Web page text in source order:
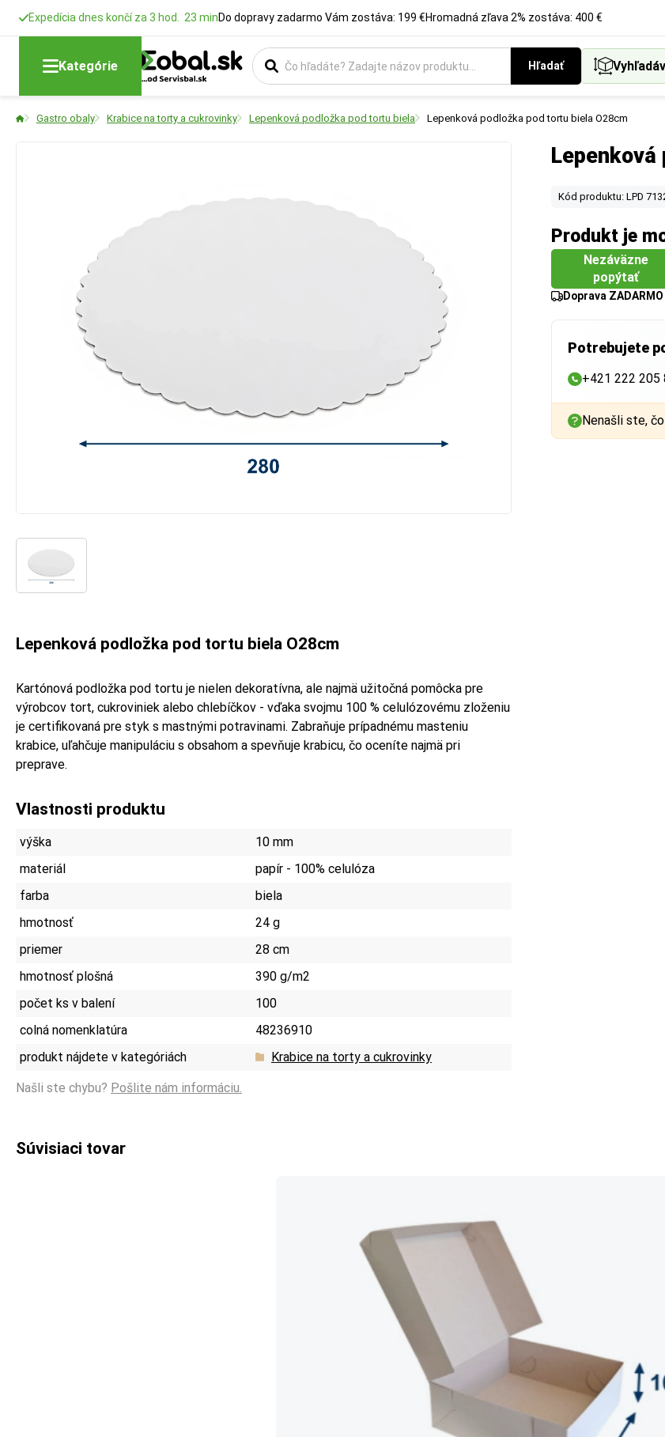
Expedícia dnes končí za 3 hod. 23 minDo dopravy zadarmo Vám zostáva: 199 €Hromadná zľava 2% zostáva: 400 €
Kategórie Hľadať
Gastro obaly Krabice na torty a cukrovinky Lepenková podložka pod tortu biela Lepenková podložka pod tortu biela O28cm
Kód produktu: LPD
Produkt je
Nezáväzne
popýtať
Doprava ZADARMO
Potrebujete
+421 222 205
Nenašli ste,
Lepenková podložka pod tortu biela O28cm
Kartónová podložka pod tortu je nielen dekoratívna, ale najmä užitočná pomôcka pre
výrobcov tort, cukroviniek alebo chlebíčkov - vďaka svojmu 100 % celulózovému zloženiu
je certifikovaná pre styk s mastnými potravinami. Zabraňuje prípadnému masteniu
krabice, uľahčuje manipuláciu s obsahom a spevňuje krabicu, čo oceníte najmä pri
preprave.
Vlastnosti produktu
výška
10 mm
materiál
papír - 100% celulóza
farba
biela
hmotnosť
24 g
priemer
28 cm
hmotnosť plošná
390 g/m2
počet ks v balení
100
colná nomenklatúra
48236910
produkt nájdete v kategóriách
Krabice na torty a cukrovinky
Našli ste chybu? Pošlite nám informáciu.
Súvisiaci tovar